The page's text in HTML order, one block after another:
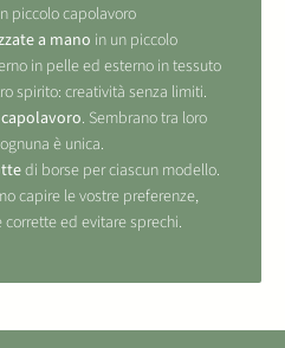
piccolo capolavoro
a mano in un piccolo
in pelle ed esterno in tessuto
spirito: creatività senza limiti.
. Sembrano tra loro
è unica.
di borse per ciascun modello.
capire le vostre preferenze,
ed evitare sprechi.